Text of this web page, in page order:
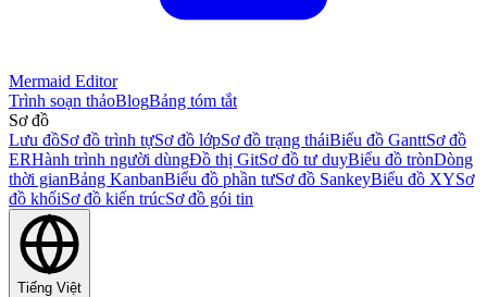
Mermaid Editor
Trình soạn thảoBlogBảng tóm tắt
Sơ đồ
Lưu đồSơ đồ trình tựSơ đồ lớpSơ đồ trạng tháiBiểu đồ GanttSơ đồ
ERHành trình người dùngĐồ thị GitSơ đồ tư duyBiểu đồ trònDòng
thời gianBảng KanbanBiểu đồ phần tưSơ đồ SankeyBiểu đồ XYSơ
đồ khốiSơ đồ kiến trúcSơ đồ gói tin
Tiếng Việt